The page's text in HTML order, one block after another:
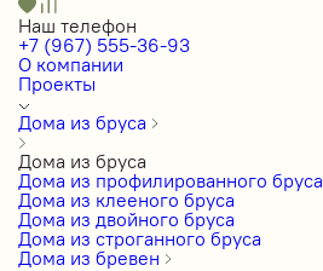
Наш телефон
+7 (967) 555-36-93
О компании
Проекты
Дома из бруса
Дома из бруса
Дома из профилированного бруса
Дома из клееного бруса
Дома из двойного бруса
Дома из строганного бруса
Дома из бревен